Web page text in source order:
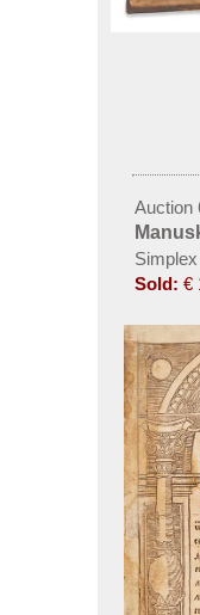
Auction
Sold: €